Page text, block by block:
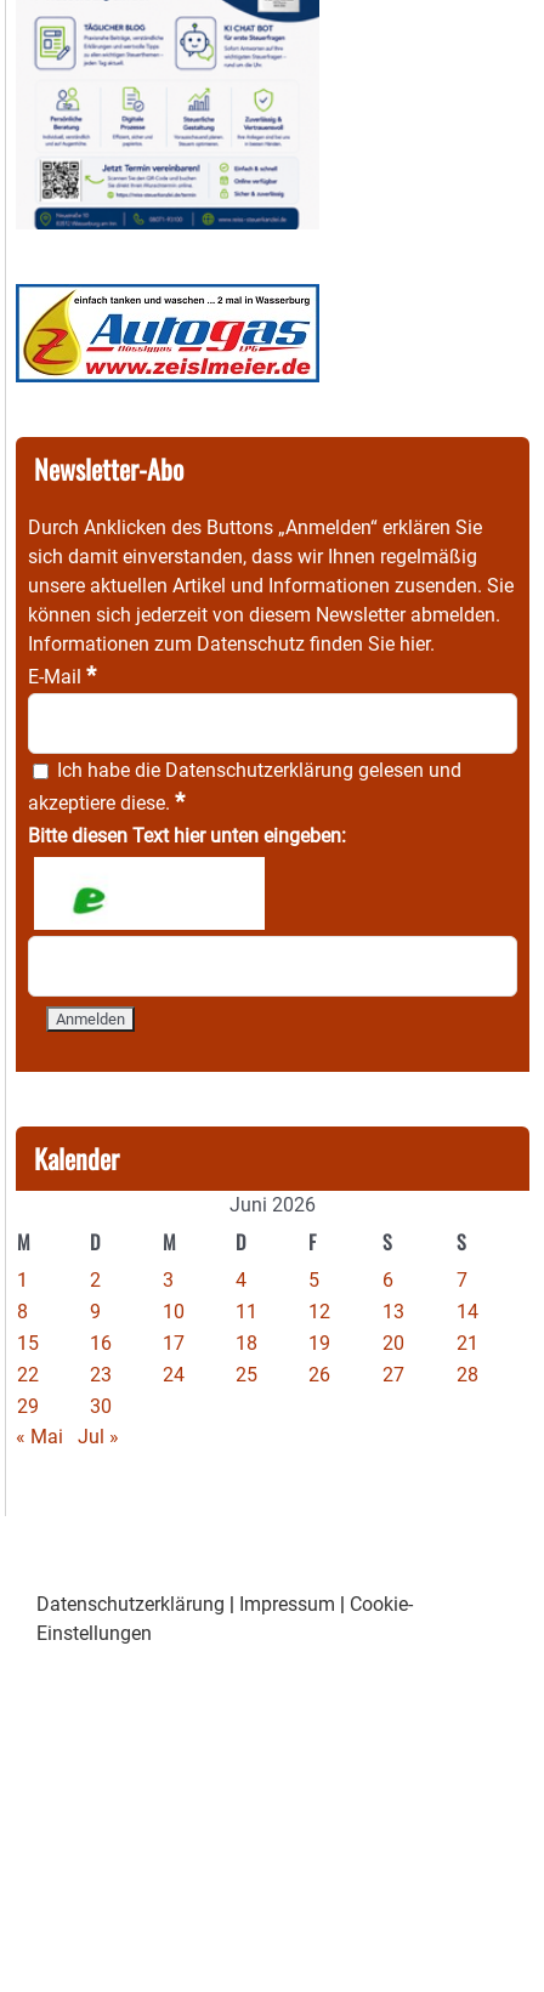
Newsletter-Abo
Durch Anklicken des Buttons „Anmelden“ erklären Sie
sich damit einverstanden, dass wir Ihnen regelmäßig
unsere aktuellen Artikel und Informationen zusenden. Sie
können sich jederzeit von diesem Newsletter abmelden.
Informationen zum Datenschutz finden Sie hier.
E-Mail *
Ich habe die Datenschutzerklärung gelesen und
akzeptiere diese. *
Bitte diesen Text hier unten eingeben:
Kalender
Juni 2026
M D M D F S S
1 2 3 4 5 6
7
8
9 10 11 12 13
14
15
16 17 18 19 20
21
22
23 24 25 26 27
28
29
30
« Mai
Jul »
Datenschutzerklärung | Impressum | Cookie-
Einstellungen